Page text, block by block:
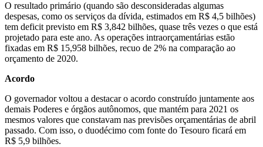
O resultado primário (quando são desconsideradas algumas
despesas, como os serviços da dívida, estimados em R$ 4,5 bilhões)
tem deficit previsto em R$ 3,842 bilhões, quase três vezes o que está
projetado para este ano. As operações intraorçamentárias estão
fixadas em R$ 15,958 bilhões, recuo de 2% na comparação ao
orçamento de 2020.
Acordo
O governador voltou a destacar o acordo construído juntamente aos
demais Poderes e órgãos autônomos, que mantém para 2021 os
mesmos valores que constavam nas previsões orçamentárias de abril
passado. Com isso, o duodécimo com fonte do Tesouro ficará em
R$ 5,9 bilhões.